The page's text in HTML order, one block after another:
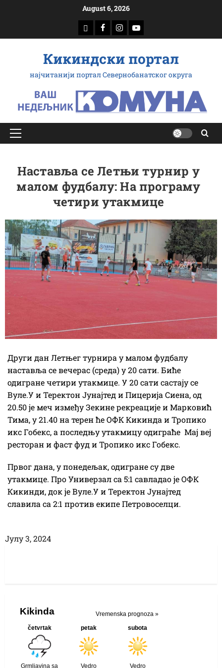
August 6, 2026
доwнлоад
Фацебоок
Инстаграм
Yоутубе
Кикиндски портал
најчитанији портал Севернобанатског округа
Примарy
Наставља се Летњи турнир у
малом фудбалу: На програму
четири утакмице
Други дан Летњег турнира у малом фудбалу
наставља се вечерас (среда) у 20 сати. Биће
одигране четири утакмице. У 20 сати састају се
Вуле.У и Теректон Јунајтед и Пицерија Сиена, од
20.50 је меч између Зекине рекреације и Марковић
Тима, у 21.40 на терен ће ОФК Кикинда и Тропико
икс Гобекс, а последњу утакмицу одиграће Мај веј
ресторан и фаст фуд и Тропико икс Гобекс.
Првог дана, у понедељак, одигране су две
утакмице. Про Универзал са 5:1 савладао је ОФК
Кикинди, док је Вуле.У и Теректон Јунајтед
славила са 2:1 против екипе Петровоселци.
Јулy 3, 2024